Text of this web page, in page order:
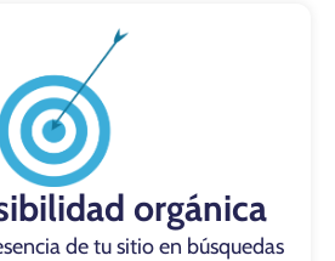
orgánica
de tu sitio en búsquedas